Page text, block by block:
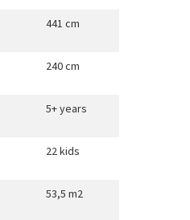
441 cm
240 cm
5+ years
22 kids
53,5 m2